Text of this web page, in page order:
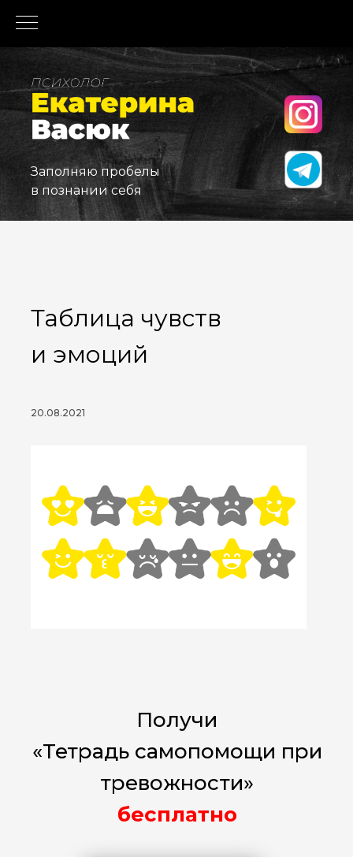
Заполняю пробелы
в познании себя
Таблица чувств
и эмоций
20.08.2021
Получи
«Тетрадь самопомощи при
тревожности»
бесплатно